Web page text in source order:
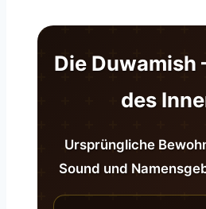
Die Duwamish
des
Ursprüngliche
Sound und